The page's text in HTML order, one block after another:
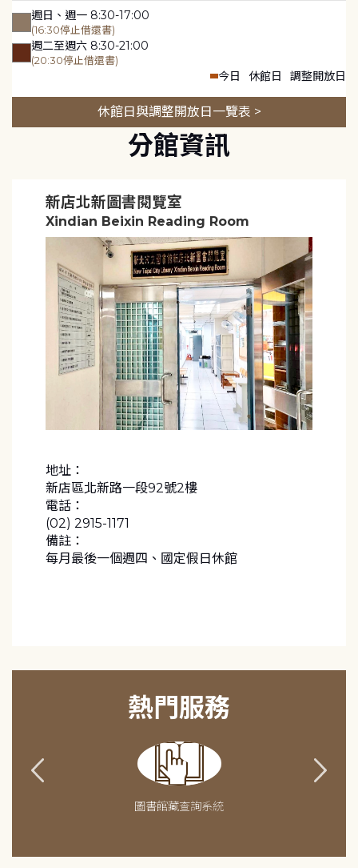
週日、週一 8:30-17:00
(16:30停止借還書)
週二至週六 8:30-21:00
(20:30停止借還書)
今日 休館日 調整開放日
休館日與調整開放日一覽表 >
分館資訊
新店北新圖書閱覽室
Xindian Beixin Reading Room
地址：
新店區北新路一段92號2樓
電話：
(02) 2915-1171
備註：
每月最後一個週四、國定假日休館
熱門服務
圖書館藏查詢系統